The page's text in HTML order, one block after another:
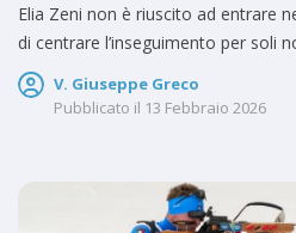
Elia Zeni non è riuscito ad entrare
di centrare l’inseguimento per soli
V. Giuseppe Greco
Pubblicato il 13 Febbraio 2026